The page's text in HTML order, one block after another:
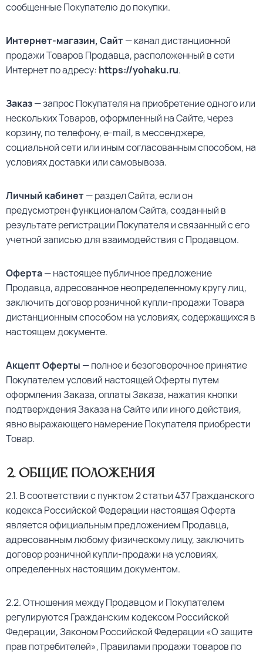
сообщенные Покупателю до покупки.
Интернет-магазин, Сайт — канал дистанционной
продажи Товаров Продавца, расположенный в сети
Интернет по адресу: https://yohaku.ru.
Заказ— запрос Покупателя на приобретение одного или
нескольких Товаров, оформленный на Сайте, через
корзину, по телефону, e-mail, в мессенджере,
социальной сети или иным согласованным способом, на
условиях доставки или самовывоза.
Личный кабинет — раздел Сайта, если он
предусмотрен функционалом Сайта, созданный в
результате регистрации Покупателя и связанный с его
учетной записью для взаимодействия с Продавцом.
Оферта— настоящее публичное предложение
Продавца, адресованное неопределенному кругу лиц,
заключить договор розничной купли-продажи Товара
дистанционным способом на условиях, содержащихся в
настоящем документе.
Акцепт Оферты — полное и безоговорочное принятие
Покупателем условий настоящей Оферты путем
оформления Заказа, оплаты Заказа, нажатия кнопки
подтверждения Заказа на Сайте или иного действия,
явно выражающего намерение Покупателя приобрести
Товар.
2. Общие положения
2.1. В соответствии с пунктом 2 статьи 437 Гражданского
кодекса Российской Федерации настоящая Оферта
является официальным предложением Продавца,
адресованным любому физическому лицу, заключить
договор розничной купли-продажи на условиях,
определенных настоящим документом.
2.2. Отношения между Продавцом и Покупателем
регулируются Гражданским кодексом Российской
Федерации, Законом Российской Федерации «О защите
прав потребителей», Правилами продажи товаров по